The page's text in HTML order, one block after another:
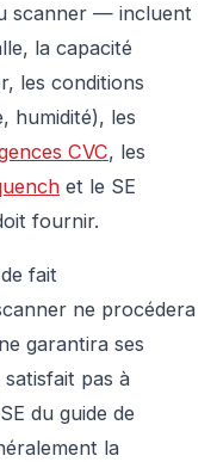
scanner — incluent
la capacité
les conditions
humidité), les
CVC, les
et le SE
fournir.
fait
ne procédera
garantira ses
pas à
du guide de
la